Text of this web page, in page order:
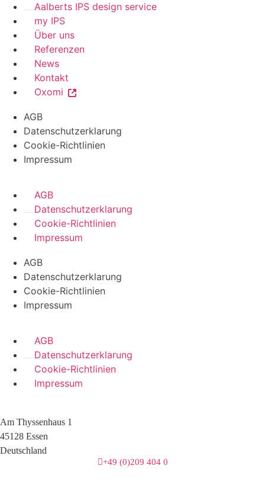
Aalberts IPS design service
my IPS
Über uns
Referenzen
News
Kontakt
Oxomi
AGB
Datenschutzerklarung
Cookie-Richtlinien
Impressum
AGB
Datenschutzerklarung
Cookie-Richtlinien
Impressum
AGB
Datenschutzerklarung
Cookie-Richtlinien
Impressum
AGB
Datenschutzerklarung
Cookie-Richtlinien
Impressum
Am Thyssenhaus 1
45128 Essen
Deutschland
+49 (0)209 404 0